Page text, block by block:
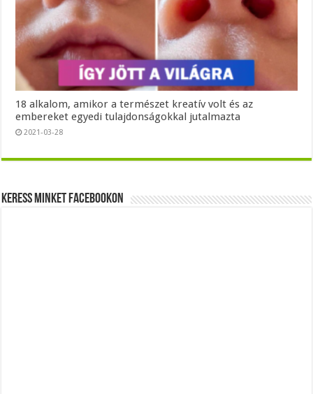
18 alkalom, amikor a természet kreatív volt és az
embereket egyedi tulajdonságokkal jutalmazta
2021-03-28
Keress minket Facebookon